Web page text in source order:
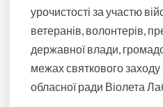
урочистості за участю
ветеранів, волонтерів,
державної влади,
межах святкового
обласної ради Віолета